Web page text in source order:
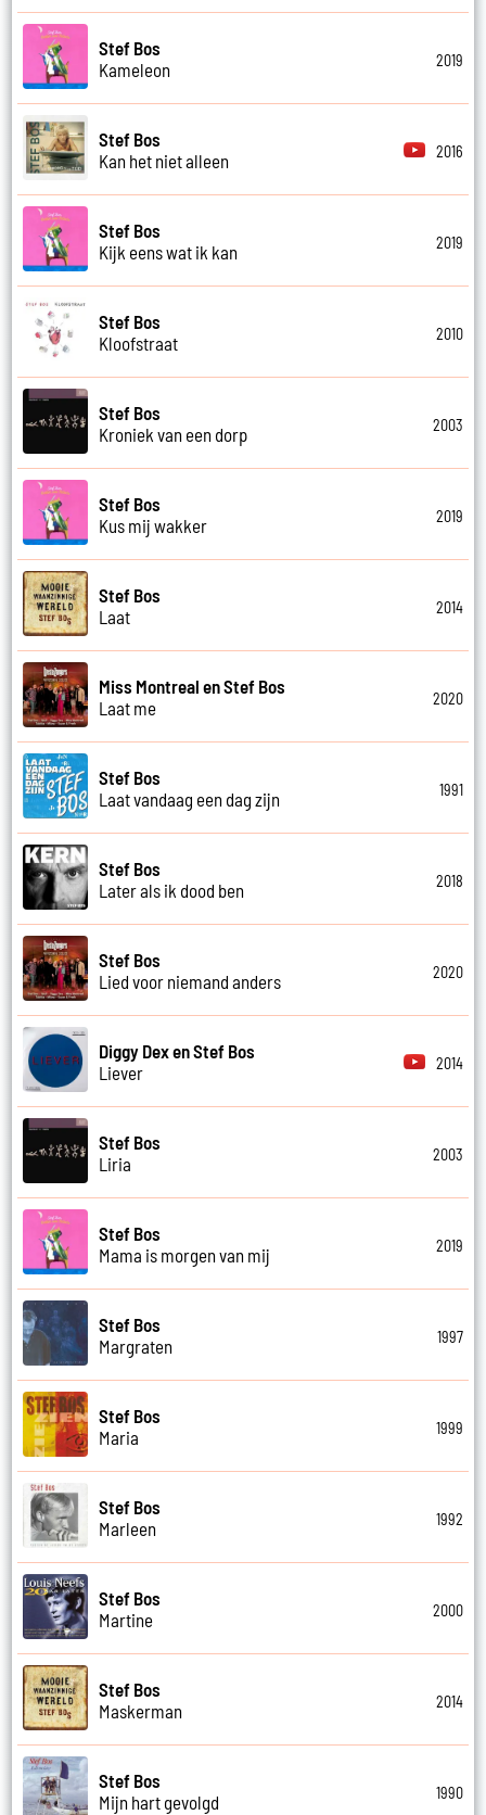
Stef Bos
Kameleon
2019
Stef Bos
Kan het niet alleen
2016
Stef Bos
Kijk eens wat ik kan
2019
Stef Bos
Kloofstraat
2010
Stef Bos
Kroniek van een dorp
2003
Stef Bos
Kus mij wakker
2019
Stef Bos
Laat
2014
Miss Montreal en Stef Bos
Laat me
2020
Stef Bos
Laat vandaag een dag zijn
1991
Stef Bos
Later als ik dood ben
2018
Stef Bos
Lied voor niemand anders
2020
Diggy Dex en Stef Bos
Liever
2014
Stef Bos
Liria
2003
Stef Bos
Mama is morgen van mij
2019
Stef Bos
Margraten
1997
Stef Bos
Maria
1999
Stef Bos
Marleen
1992
Stef Bos
Martine
2000
Stef Bos
Maskerman
2014
Stef Bos
Mijn hart gevolgd
1990